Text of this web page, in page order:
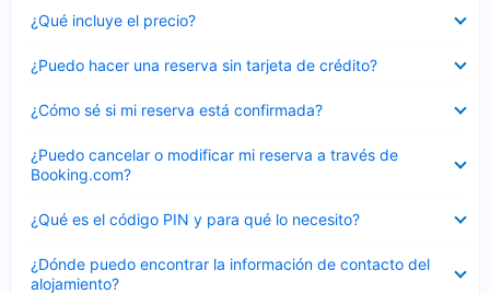
¿Qué incluye el precio?
cerrado
¿Puedo hacer una reserva sin tarjeta de crédito?
cerrado
¿Cómo sé si mi reserva está confirmada?
cerrado
¿Puedo cancelar o modificar mi reserva a través de
Booking.com?
cerrado
¿Qué es el código PIN y para qué lo necesito?
cerrado
¿Dónde puedo encontrar la información de contacto del
alojamiento?
cerrado